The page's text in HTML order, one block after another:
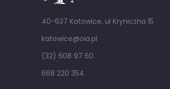
40-637 Katowice, ul Kryniczna 15
katowice@oia.pl
(32) 608 97 60
668 220 354